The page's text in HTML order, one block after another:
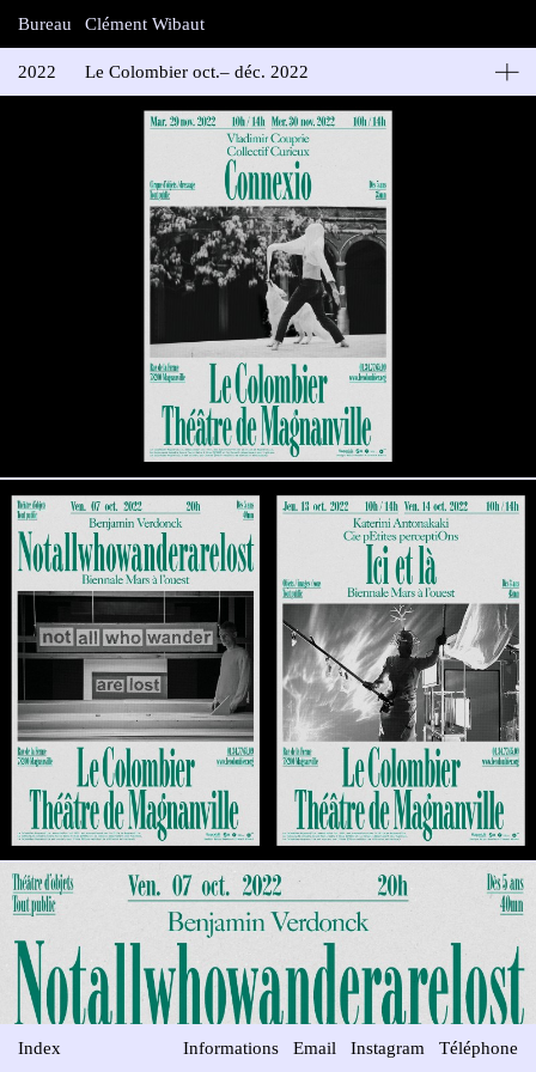
Bureau Clément Wibaut
2022
Le Colombier oct.– déc. 2022
Série d’affiches pour la programmation oct.–déc. du Colombier.
Design: en collaboration avec Malou Messien
Impression: Médiagraphic
Index Informations Email Instagram Téléphone